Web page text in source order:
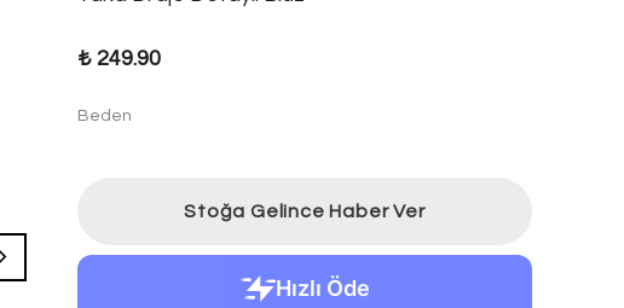
₺ 249.90
Beden
Stoğa Gelince Haber Ver